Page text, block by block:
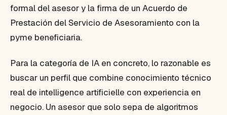
formal del asesor y la firma de un Acuerdo de
Prestación del Servicio de Asesoramiento con la
pyme beneficiaria.
Para la categoría de IA en concreto, lo razonable es
buscar un perfil que combine conocimiento técnico
real de intelligence artificielle con experiencia en
negocio. Un asesor que solo sepa de algoritmos